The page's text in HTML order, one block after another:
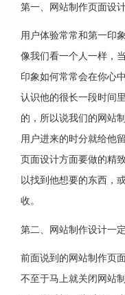
第一、网站制作页面设
用户体验常常和第一印
像我们看一个人一样，
印象如何常常会在你心
认识他的很长一段时间
的，所以说我们的网站
用户进来的时分就给他
页面设计方面要做的精
以找到他想要的东西，
收。
第二、网站制作设计一
前面说到的网站制作页
不至于马上就关闭网站